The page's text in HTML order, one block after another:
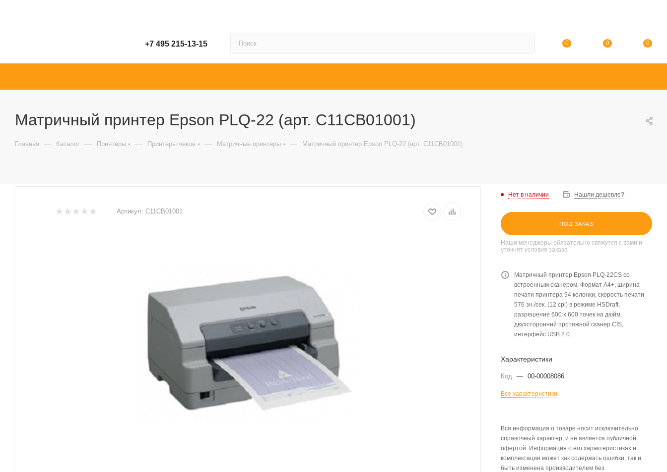
+7 495 215-13-15 0 0 0
Матричный принтер Epson PLQ-22 (арт. C11CB01001)
Главная — Каталог — Принтеры — Принтеры чеков — Матричные принтеры — Матричный принтер Epson PLQ-22 (арт. C11CB01001)
Артикул: C11CB01001
Нет в наличии Нашли дешевле?
ПОД ЗАКАЗ
Наши менеджеры обязательно свяжутся с вами и
уточнят условия заказа
Матричный принтер Epson PLQ-22CS со
встроенным сканером. Формат A4+, ширина
печати принтера 94 колонки, скорость печати
576 зн./сек. (12 cpi) в режиме HSDraft,
разрешение 600 х 600 точек на дюйм,
двухсторонний протяжной сканер CIS,
интерфейс USB 2.0.
Характеристики
Код — 00-00008086
Все характеристики
Вся информация о товаре носит исключительно
справочный характер, и не является публичной
офертой. Информация о его характеристиках и
комплектации может как содержать ошибки, так и
быть изменена производителем без